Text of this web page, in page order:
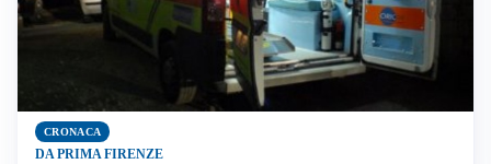
CRONACA
DA PRIMA FIRENZE